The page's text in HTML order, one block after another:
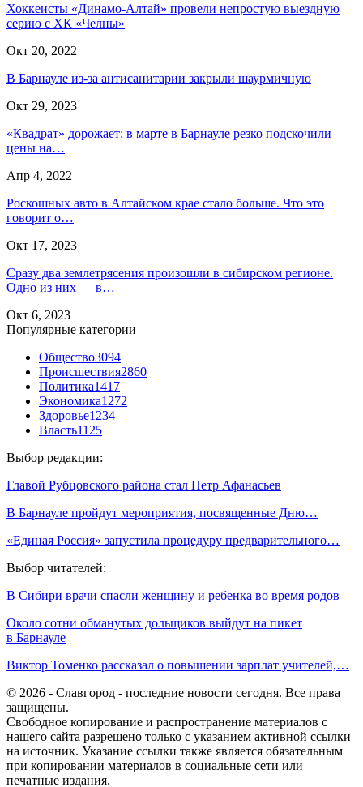
Хоккеисты «Динамо-Алтай» провели непростую выездную
серию с ХК «Челны»
Окт 20, 2022
В Барнауле из-за антисанитарии закрыли шаурмичную
Окт 29, 2023
«Квадрат» дорожает: в марте в Барнауле резко подскочили
цены на…
Апр 4, 2022
Роскошных авто в Алтайском крае стало больше. Что это
говорит о…
Окт 17, 2023
Сразу два землетрясения произошли в сибирском регионе.
Одно из них — в…
Окт 6, 2023
Популярные категории
Общество3094
Происшествия2860
Политика1417
Экономика1272
Здоровье1234
Власть1125
Выбор редакции:
Главой Рубцовского района стал Петр Афанасьев
В Барнауле пройдут мероприятия, посвященные Дню…
«Единая Россия» запустила процедуру предварительного…
Выбор читателей:
В Сибири врачи спасли женщину и ребенка во время родов
Около сотни обманутых дольщиков выйдут на пикет
в Барнауле
Виктор Томенко рассказал о повышении зарплат учителей,…
© 2026 - Славгород - последние новости сегодня. Все права
защищены.
Свободное копирование и распространение материалов с
нашего сайта разрешено только с указанием активной ссылки
на источник. Указание ссылки также является обязательным
при копировании материалов в социальные сети или
печатные издания.